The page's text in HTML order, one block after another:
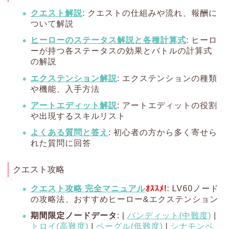
クエスト解説: クエストの仕組みや流れ、報酬に
ついて解説
ヒーローのステータス解説と各種計算式: ヒーロ
ーが持つ各ステータスの効果とバトルの計算式
の解説
エクステンション解説: エクステンションの種類
や機能、入手方法
アートエディット解説: アートエディットの役割
や出現するスキルリスト
よくある質問と答え : 初心者の方から多く寄せら
れた質問に回答
クエスト攻略
クエスト攻略 完全マニュアルｵｽｽﾒ!: LV60ノード
の攻略法、おすすめヒーロー&エクステンション
期間限定ノードデータ : | バンディット(中難度)
トロイ(高難度)
ベーグル(低難度) シナモンベ